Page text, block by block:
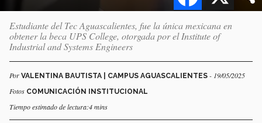
Estudiante del Tec Aguascalientes, fue la única mexicana en
obtener la beca UPS College, otorgada por el Institute of
Industrial and Systems Engineers
Por VALENTINA BAUTISTA | CAMPUS AGUASCALIENTES - 19/05/2025
Fotos COMUNICACIÓN INSTITUCIONAL
Tiempo estimado de lectura:4 mins